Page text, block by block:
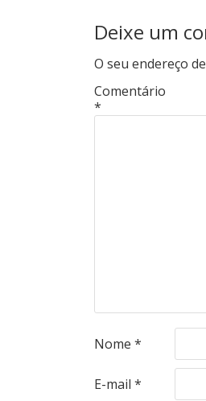
Deixe um
O seu endereço
Comentário
*
Nome *
E-mail *